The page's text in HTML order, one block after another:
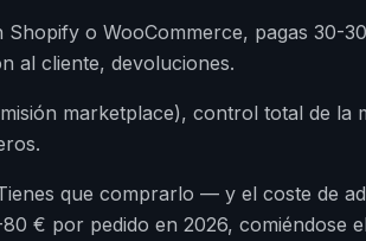
o WooCommerce, pagas 30-
al cliente, devoluciones.
marketplace), control total de la
que comprarlo — y el coste de
€ por pedido en 2026, comiéndose